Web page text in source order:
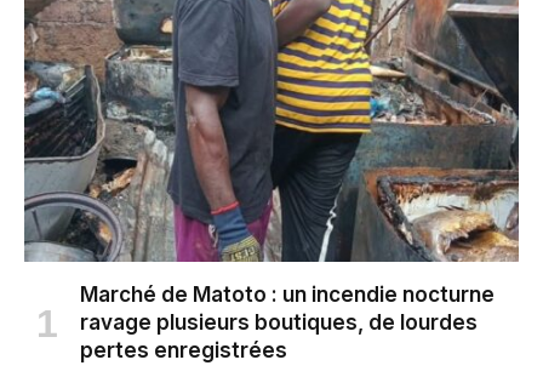
Marché de Matoto : un incendie nocturne
ravage plusieurs boutiques, de lourdes
pertes enregistrées